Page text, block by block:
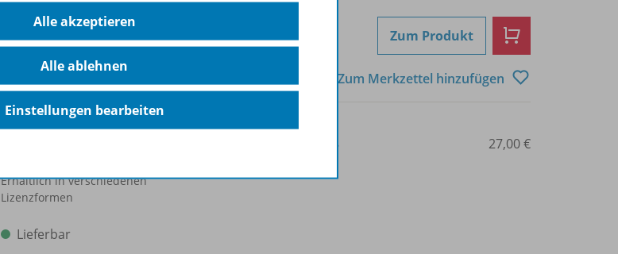
Zum Produkt
Zum Merkzettel hinzufügen
EinFach Geschichte ...unterrichten
Erhältlich in verschiedenen
Lizenzformen
Lieferbar
978-3-14-170084-8 27,00 €
Alle akzeptieren
Alle ablehnen
Einstellungen bearbeiten